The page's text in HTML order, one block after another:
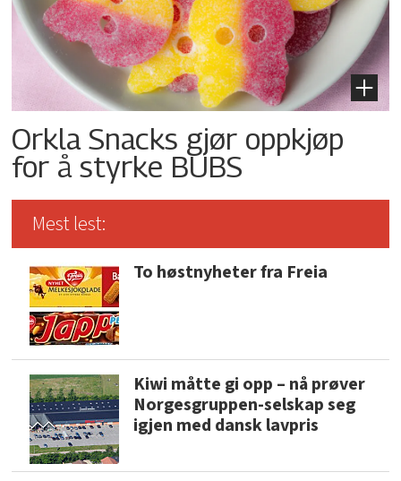
Orkla Snacks gjør oppkjøp
for å styrke BUBS
Mest lest:
To høstnyheter fra Freia
Kiwi måtte gi opp – nå prøver
Norgesgruppen-selskap seg
igjen med dansk lavpris